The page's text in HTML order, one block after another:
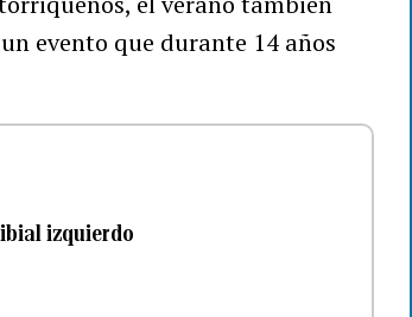
evento que durante 14 años
izquierdo